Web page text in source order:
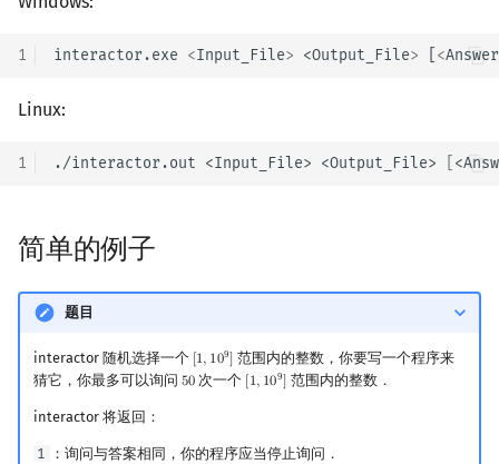
CP Editor
Code::Blocks
排序相关 STL
DP 套 DP
DP 优化
其它 DP 方法
广义后缀自动机
后缀树
Manacher
最小表示法
Lyndon 分解
阶乘取模
同余方程
高次剩余 & 单位根
形式幂级数复合|复合逆
指数生成函数
Pólya 计数
线性代数
线性规划
抽象代数
数值算法
序理论
划分树
二叉搜索树 & 平衡树
跳表
K-D Tree
动态树
环计数问题
最小环
2-SAT
二分图
平面图
计算几何杂项
主元素问题
Garsia–Wachs 算法
15-puzzle
空间优化简介
1 interactor.exe <Input_File> <Output_File> <
Linux:
1 ./interactor.out <Input_File> <Output_File>
简单的例子
题目
interactor 随机选择一个 [1, 109]
[1,109] 范围内的整数，你要写一个程序来
猜它，你最多可以询问 50
50 次一个 [1, 109]
[1,109] 范围内的整数．
interactor 将返回：
1 ：询问与答案相同，你的程序应当停止询问．